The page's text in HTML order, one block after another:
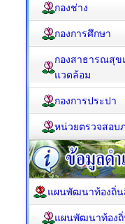
กองช่าง
กองการศึกษา
กองสาธารณสุข
แวดล้อม
กองการประปา
หน่วยตรวจสอบ
แผนพัฒนาท้องถิ่น
แผนพัฒนาท้อง